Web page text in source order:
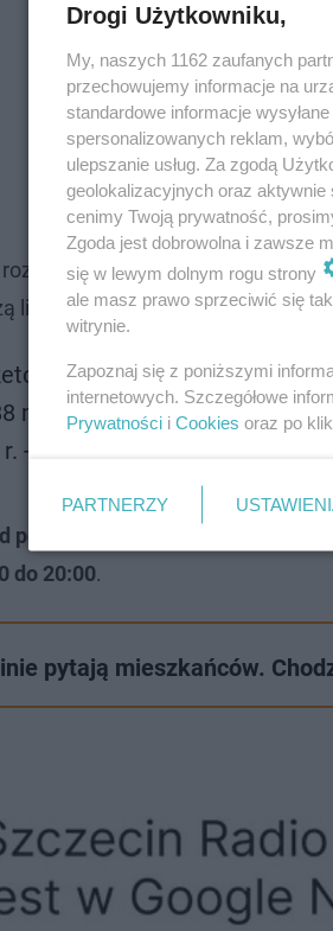
się w całej Polsce. Sieć
liczby nowopowstających
marketów
- 2746 marketów.
poniedziałku do soboty, w
do 20:00.
pytają mieszkańców.
Drogi Użytkowniku,
My, naszych 1162 zaufanych
przechowujemy informacje na
standardowe informacje
spersonalizowanych reklam,
ulepszanie usług. Za zgodą
geolokalizacyjnych oraz
cenimy Twoją prywatność,
Zgoda jest dobrowolna i zawsze
się w lewym dolnym rogu strony
ale masz prawo sprzeciwić się
witrynie.
Zapoznaj się z poniższymi
internetowych. Szczegółowe
Prywatności i Cookies oraz po
PARTNERZY